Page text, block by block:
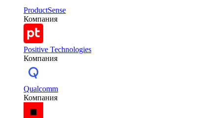
ProductSense
Компания
Positive Technologies
Компания
Qualcomm
Компания